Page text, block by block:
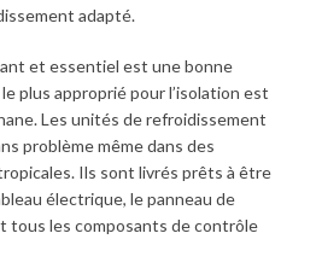
adapté.
et essentiel est une bonne
plus approprié pour l’isolation est
Les unités de refroidissement
problème même dans des
Ils sont livrés prêts à être
électrique, le panneau de
tous les composants de contrôle